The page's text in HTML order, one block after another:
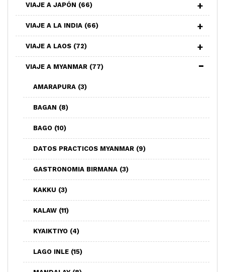
VIAJE A JAPÓN (66)
VIAJE A LA INDIA (66)
VIAJE A LAOS (72)
VIAJE A MYANMAR (77)
AMARAPURA (3)
BAGAN (8)
BAGO (10)
DATOS PRACTICOS MYANMAR (9)
GASTRONOMIA BIRMANA (3)
KAKKU (3)
KALAW (11)
KYAIKTIYO (4)
LAGO INLE (15)